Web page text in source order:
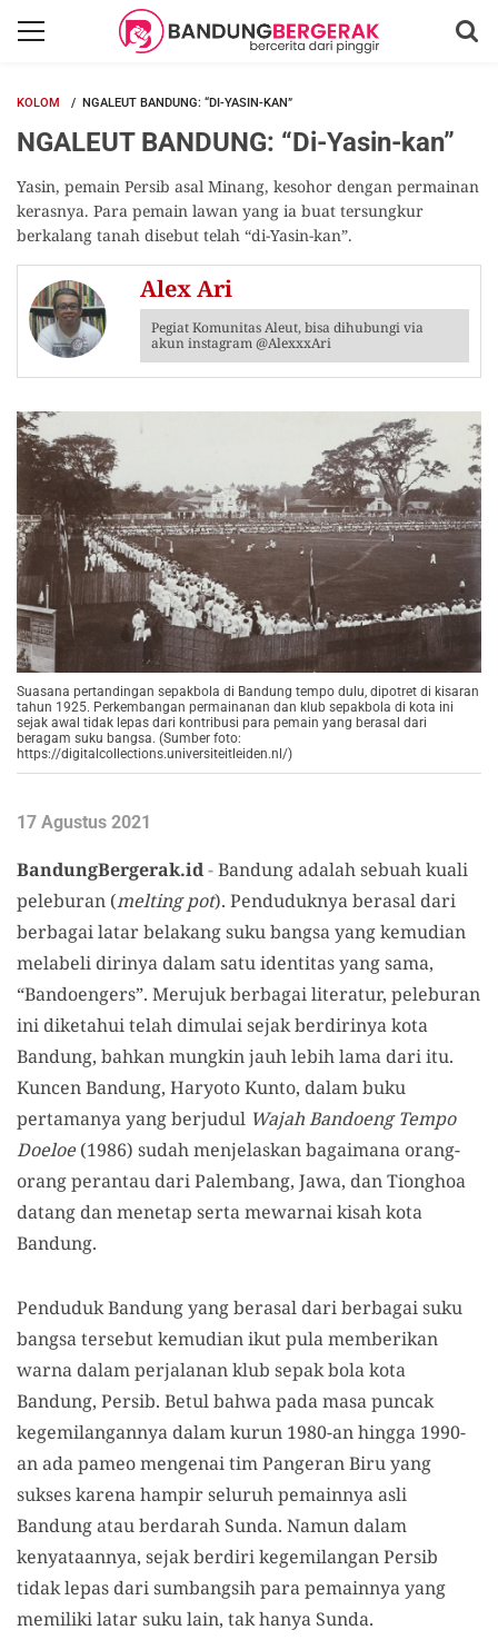
KOLOM NGALEUT BANDUNG: “DI-YASIN-KAN”
NGALEUT BANDUNG: “Di-Yasin-kan”
Yasin, pemain Persib asal Minang, kesohor dengan permainan
kerasnya. Para pemain lawan yang ia buat tersungkur
berkalang tanah disebut telah “di-Yasin-kan”.
Alex Ari
Pegiat Komunitas Aleut, bisa dihubungi via
akun instagram @AlexxxAri
Suasana pertandingan sepakbola di Bandung tempo dulu, dipotret di kisaran
tahun 1925. Perkembangan permainanan dan klub sepakbola di kota ini
sejak awal tidak lepas dari kontribusi para pemain yang berasal dari
beragam suku bangsa. (Sumber foto:
https://digitalcollections.universiteitleiden.nl/)
17 Agustus 2021
BandungBergerak.id-Bandung adalah sebuah kuali
peleburan (melting pot). Penduduknya berasal dari
berbagai latar belakang suku bangsa yang kemudian
melabeli dirinya dalam satu identitas yang sama,
“Bandoengers”. Merujuk berbagai literatur, peleburan
ini diketahui telah dimulai sejak berdirinya kota
Bandung, bahkan mungkin jauh lebih lama dari itu.
Kuncen Bandung, Haryoto Kunto, dalam buku
pertamanya yang berjudul Wajah Bandoeng Tempo
Doeloe(1986) sudah menjelaskan bagaimana orang-
orang perantau dari Palembang, Jawa, dan Tionghoa
datang dan menetap serta mewarnai kisah kota
Bandung.
Penduduk Bandung yang berasal dari berbagai suku
bangsa tersebut kemudian ikut pula memberikan
warna dalam perjalanan klub sepak bola kota
Bandung, Persib. Betul bahwa pada masa puncak
kegemilangannya dalam kurun 1980-an hingga 1990-
an ada pameo mengenai tim Pangeran Biru yang
sukses karena hampir seluruh pemainnya asli
Bandung atau berdarah Sunda. Namun dalam
kenyataannya, sejak berdiri kegemilangan Persib
tidak lepas dari sumbangsih para pemainnya yang
memiliki latar suku lain, tak hanya Sunda.